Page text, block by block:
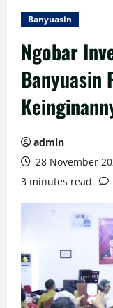
Banyuasin
Ngobar
Banyuasin
admin
28 November
3 minutes read